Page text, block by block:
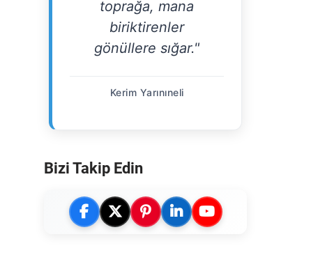
toprağa, mana
biriktirenler
gönüllere sığar."
Kerim Yarınıneli
Bizi Takip Edin